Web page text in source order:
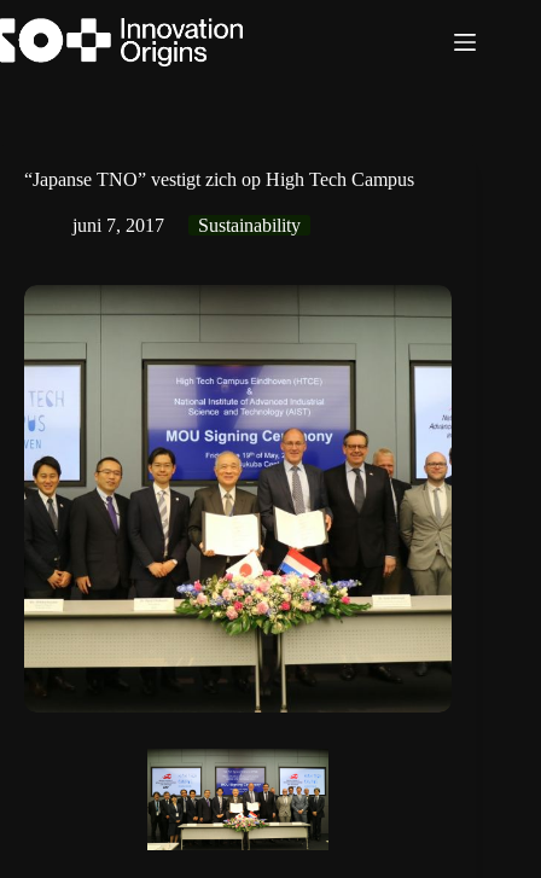
naar
de
“Japanse TNO” vestigt zich op High Tech Campus
juni 7, 2017 Sustainability